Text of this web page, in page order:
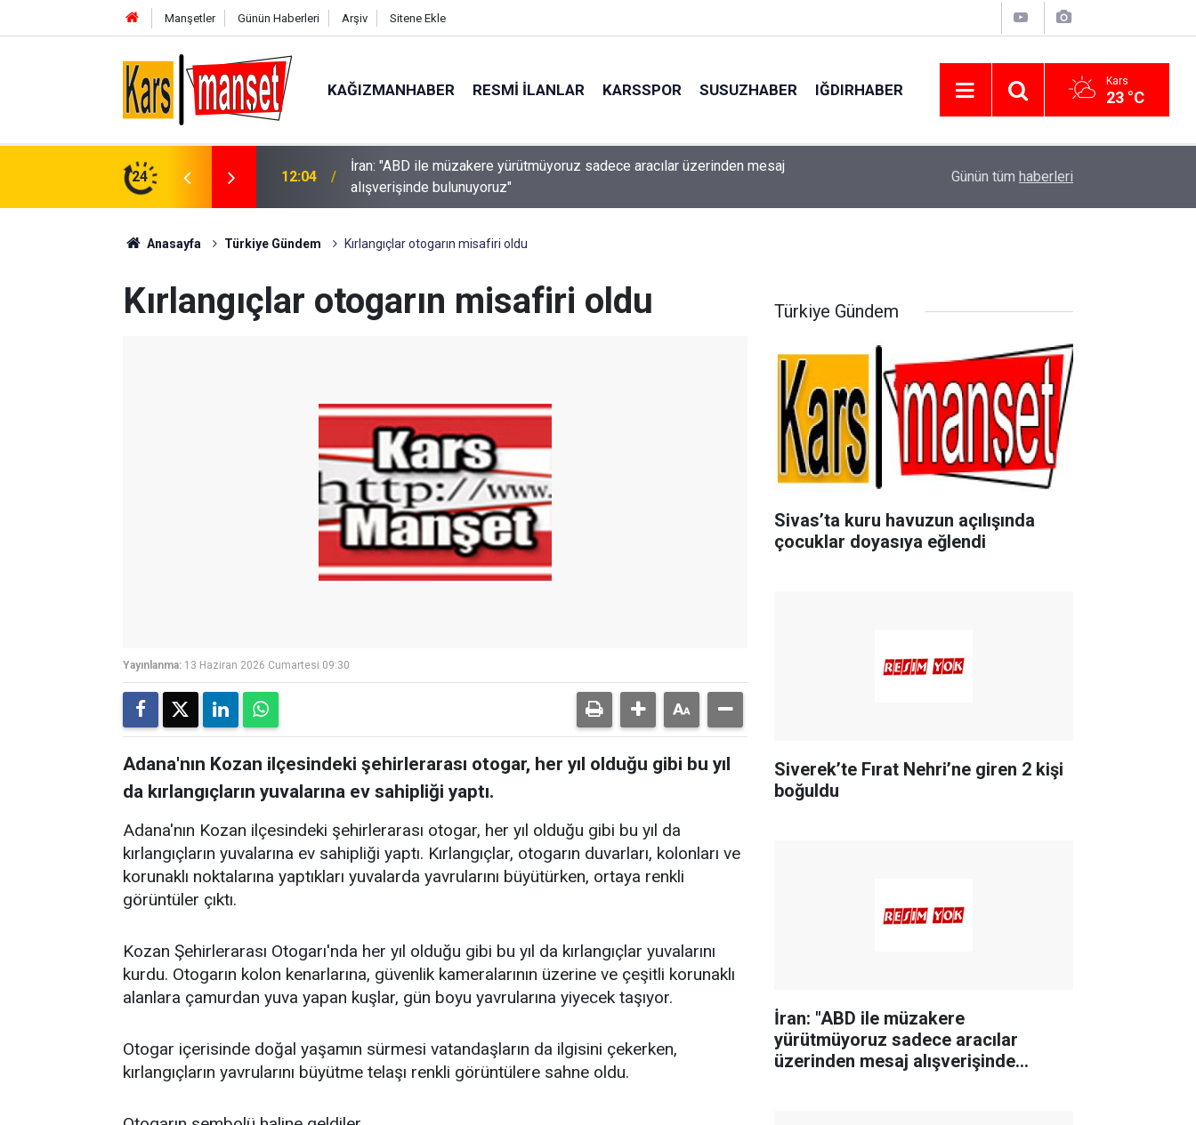
Manşetler Günün Haberleri Arşiv Sitene Ekle
KAĞIZMANHABER RESMI İLANLAR KARSSPOR SUSUZHABER IĞDIRHABER Kars
23 °C
24 12:04
İran: "ABD ile müzakere yürütmüyoruz sadece aracılar üzerinden mesaj
alışverişinde bulunuyoruz"
Diyarbakır’da dört mahallede özel harekat
Günün tüm haberleri
Anasayfa Türkiye Gündem Kırlangıçlar otogarın misafiri oldu
Kırlangıçlar otogarın misafiri oldu
Yayınlanma: 13 Haziran 2026 Cumartesi 09:30
Adana'nın Kozan ilçesindeki şehirlerarası otogar, her yıl olduğu gibi bu yıl
da kırlangıçların yuvalarına ev sahipliği yaptı.
Adana'nın Kozan ilçesindeki şehirlerarası otogar, her yıl olduğu gibi bu yıl da
kırlangıçların yuvalarına ev sahipliği yaptı. Kırlangıçlar, otogarın duvarları, kolonları ve
korunaklı noktalarına yaptıkları yuvalarda yavrularını büyütürken, ortaya renkli
görüntüler çıktı.
Kozan Şehirlerarası Otogarı'nda her yıl olduğu gibi bu yıl da kırlangıçlar yuvalarını
kurdu. Otogarın kolon kenarlarına, güvenlik kameralarının üzerine ve çeşitli korunaklı
alanlara çamurdan yuva yapan kuşlar, gün boyu yavrularına yiyecek taşıyor.
Otogar içerisinde doğal yaşamın sürmesi vatandaşların da ilgisini çekerken,
kırlangıçların yavrularını büyütme telaşı renkli görüntülere sahne oldu.
Türkiye Gündem
Sivas’ta kuru havuzun açılışında
çocuklar doyasıya eğlendi
Siverek’te Fırat Nehri’ne giren 2 kişi
boğuldu
İran: "ABD ile müzakere
yürütmüyoruz sadece aracılar
üzerinden mesaj alışverişinde